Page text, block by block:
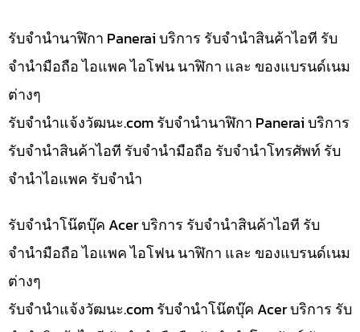
รับจำนำนาฬิกา Panerai บริการ รับจำนำสินค้าไอที รับ
จำนำมือถือ ไอแพค ไอโฟน นาฬิกา และ ของแบรนด์เนม
ต่างๆ
รับจํานําแจ้งวัฒนะ.com รับจำนำนาฬิกา Panerai บริการ
รับจำนำสินค้าไอที รับจำนำมือถือ รับจำนำโทรศัพท์ รับ
จำนำไอแพค รับจำนำ
รับจำนำโน๊ตบุ๊ค Acer บริการ รับจำนำสินค้าไอที รับ
จำนำมือถือ ไอแพค ไอโฟน นาฬิกา และ ของแบรนด์เนม
ต่างๆ
รับจํานําแจ้งวัฒนะ.com รับจำนำโน๊ตบุ๊ค Acer บริการ รับ